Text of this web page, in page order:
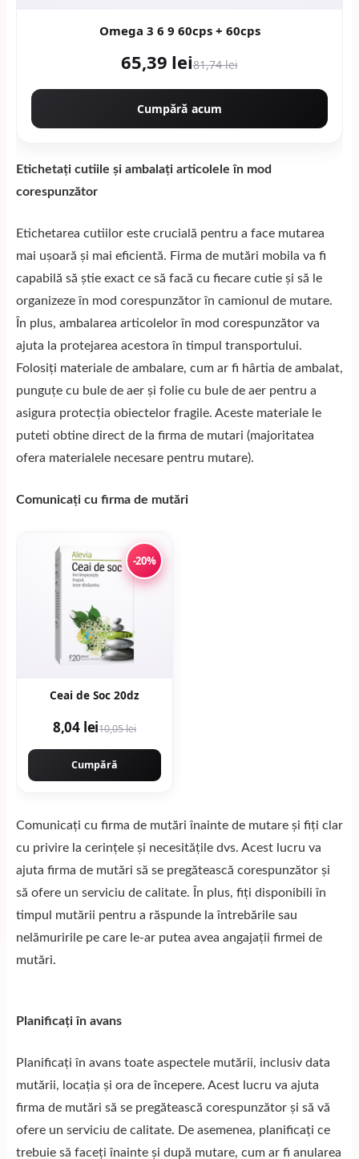
Omega 3 6 9 60cps + 60cps
65,39 lei81,74 lei
Cumpără acum
Etichetați cutiile și ambalați articolele în mod
corespunzător
Etichetarea cutiilor este crucială pentru a face mutarea
mai ușoară și mai eficientă. Firma de mutări mobila va fi
capabilă să știe exact ce să facă cu fiecare cutie și să le
organizeze în mod corespunzător în camionul de mutare.
În plus, ambalarea articolelor în mod corespunzător va
ajuta la protejarea acestora în timpul transportului.
Folosiți materiale de ambalare, cum ar fi hârtia de ambalat,
punguțe cu bule de aer și folie cu bule de aer pentru a
asigura protecția obiectelor fragile. Aceste materiale le
puteti obtine direct de la firma de mutari (majoritatea
ofera materialele necesare pentru mutare).
Comunicați cu firma de mutări
-20%
Ceai de Soc 20dz
8,04 lei10,05 lei
Cumpără
Comunicați cu firma de mutări înainte de mutare și fiți clar
cu privire la cerințele și necesitățile dvs. Acest lucru va
ajuta firma de mutări să se pregătească corespunzător și
să ofere un serviciu de calitate. În plus, fiți disponibili în
timpul mutării pentru a răspunde la întrebările sau
nelămuririle pe care le-ar putea avea angajații firmei de
mutări.
Planificați în avans
Planificați în avans toate aspectele mutării, inclusiv data
mutării, locația și ora de începere. Acest lucru va ajuta
firma de mutări să se pregătească corespunzător și să vă
ofere un serviciu de calitate. De asemenea, planificați ce
trebuie să faceți înainte și după mutare, cum ar fi anularea